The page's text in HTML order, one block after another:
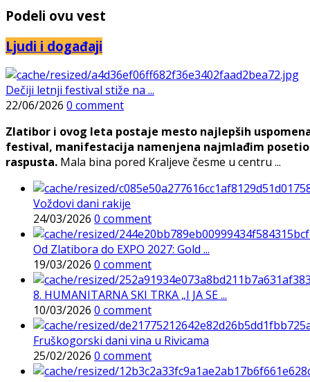
Podeli ovu vest
Ljudi i događaji
Dečiji letnji festival stiže na ...
22/06/2026 0 comment
Zlatibor i ovog leta postaje mesto najlepših
festival, manifestacija namenjena najmlađim
raspusta. Mala bina pored Kraljeve česme u centru ...
Voždovi dani rakije
24/03/2026 0 comment
Od Zlatibora do EXPO 2027: Gold ...
19/03/2026 0 comment
8. HUMANITARNA SKI TRKA „I JA SE ...
10/03/2026 0 comment
Fruškogorski dani vina u Rivicama
25/02/2026 0 comment